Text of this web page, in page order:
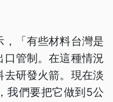
「有些材料台灣是
管制。在這種情況
研發火箭。現在淡
我們要把它做到5公